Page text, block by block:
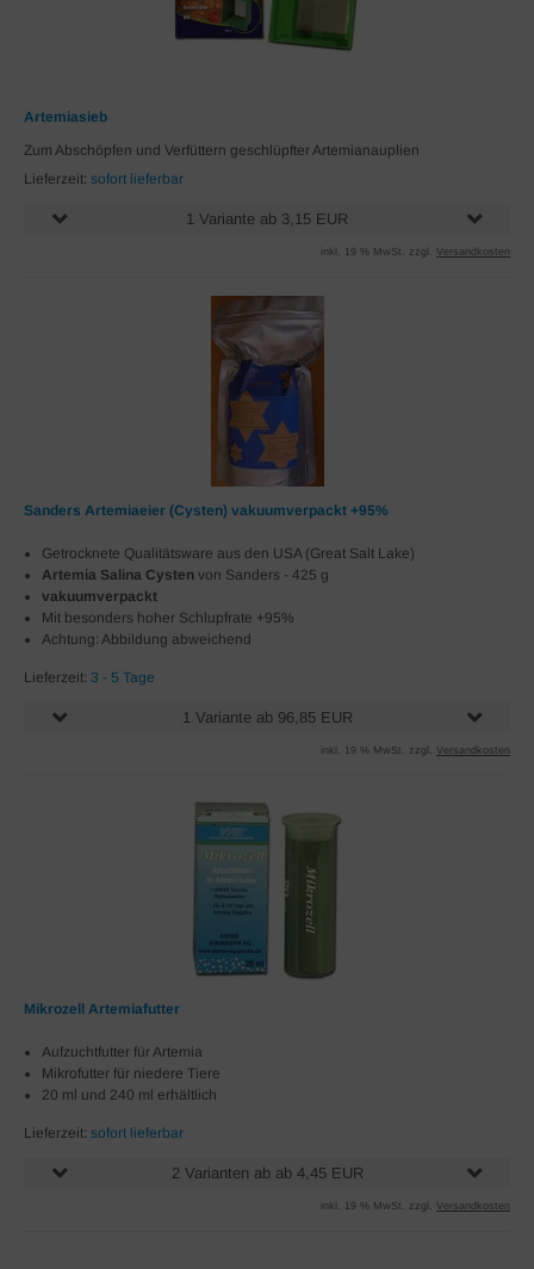
Artemiasieb
Zum Abschöpfen und Verfüttern geschlüpfter Artemianauplien
Lieferzeit: sofort lieferbar
1 Variante ab 3,15 EUR
inkl. 19 % MwSt. zzgl. Versandkosten
Sanders Artemiaeier (Cysten) vakuumverpackt +95%
Getrocknete Qualitätsware aus den USA (Great Salt Lake)
Artemia Salina Cysten von Sanders - 425 g
vakuumverpackt
Mit besonders hoher Schlupfrate +95%
Achtung: Abbildung abweichend
Lieferzeit: 3 - 5 Tage
1 Variante ab 96,85 EUR
inkl. 19 % MwSt. zzgl. Versandkosten
Mikrozell Artemiafutter
Aufzuchtfutter für Artemia
Mikrofutter für niedere Tiere
20 ml und 240 ml erhältlich
Lieferzeit: sofort lieferbar
2 Varianten ab ab 4,45 EUR
inkl. 19 % MwSt. zzgl. Versandkosten